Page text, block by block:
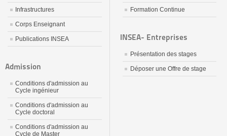
Infrastructures
Corps Enseignant
Publications INSEA
Admission
Conditions d'admission au
Cycle ingénieur
Conditions d'admission au
Cycle doctoral
Conditions d'admission au
Cycle de Master
Formation Continue
INSEA- Entreprises
Présentation des stages
Déposer une Offre de stage